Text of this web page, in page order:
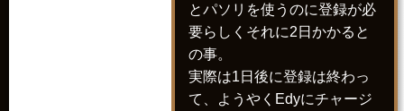
とパソリを使うのに登録が必
要らしくそれに2日かかると
の事。
実際は1日後に登録は終わっ
て、ようやくEdyにチャージ